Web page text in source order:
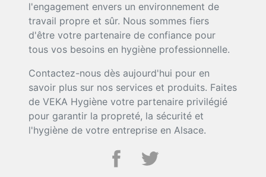
l'engagement envers un environnement de
travail propre et sûr. Nous sommes fiers
d'être votre partenaire de confiance pour
tous vos besoins en hygiène professionnelle.
Contactez-nous dès aujourd'hui pour en
savoir plus sur nos services et produits. Faites
de VEKA Hygiène votre partenaire privilégié
pour garantir la propreté, la sécurité et
l'hygiène de votre entreprise en Alsace.